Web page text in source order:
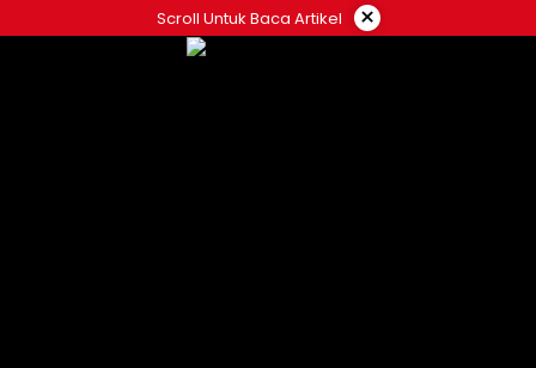
ke
Scroll Untuk Baca Artikel ×